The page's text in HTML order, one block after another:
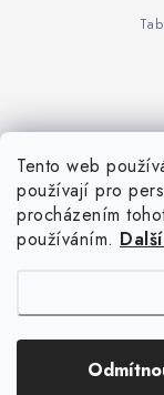
Tento web
používají pro
procházením
používáním.